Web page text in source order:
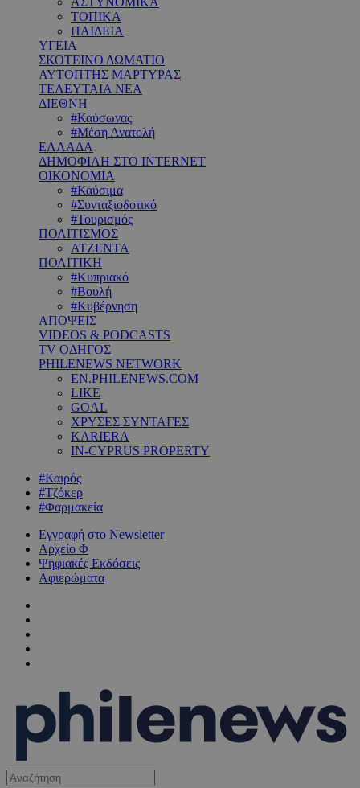
ΤΟΠΙΚΑ
ΠΑΙΔΕΙΑ
ΥΓΕΙΑ
ΣΚΟΤΕΙΝΟ ΔΩΜΑΤΙΟ
ΑΥΤΟΠΤΗΣ ΜΑΡΤΥΡΑΣ
ΤΕΛΕΥΤΑΙΑ ΝΕΑ
ΔΙΕΘΝΗ
#Καύσωνας
#Μέση Ανατολή
ΕΛΛΑΔΑ
ΔΗΜΟΦΙΛΗ ΣΤΟ INTERNET
ΟΙΚΟΝΟΜΙΑ
#Καύσιμα
#Συνταξιοδοτικό
#Τουρισμός
ΠΟΛΙΤΙΣΜΟΣ
ΑΤΖΕΝΤΑ
ΠΟΛΙΤΙΚΗ
#Κυπριακό
#Βουλή
#Κυβέρνηση
ΑΠΟΨΕΙΣ
VIDEOS & PODCASTS
TV ΟΔΗΓΟΣ
PHILENEWS NETWORK
EN.PHILENEWS.COM
LIKE
GOAL
ΧΡΥΣΕΣ ΣΥΝΤΑΓΕΣ
KARIERA
IN-CYPRUS PROPERTY
#Καιρός
#Τζόκερ
#Φαρμακεία
Εγγραφή στο Newsletter
Αρχείο Φ
Ψηφιακές Εκδόσεις
Αφιερώματα